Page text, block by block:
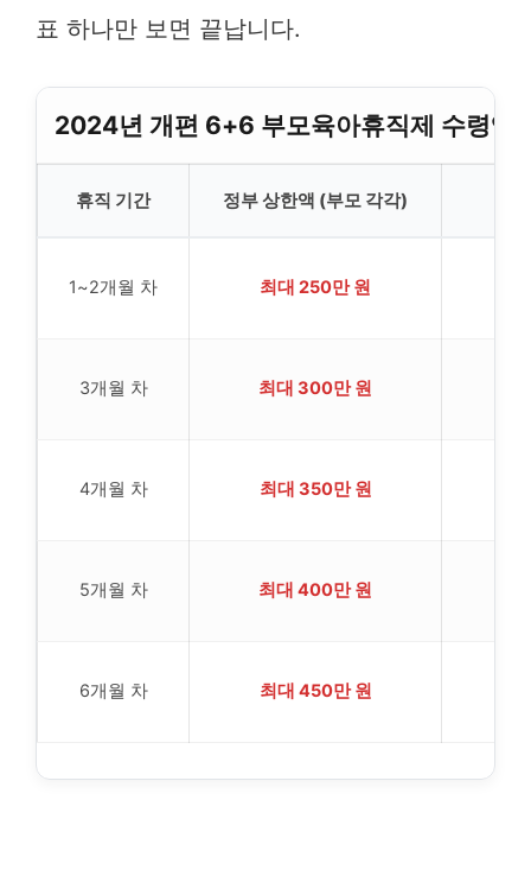
표 하나만 보면 끝납니다.
2024년 개편 6+6 부모육아휴직제 수령액
휴직 기간 정부 상한액 (부모 각각)
1~2개월 차 최대 250만 원
3개월 차 최대 300만 원
4개월 차 최대 350만 원
5개월 차 최대 400만 원
6개월 차 최대 450만 원